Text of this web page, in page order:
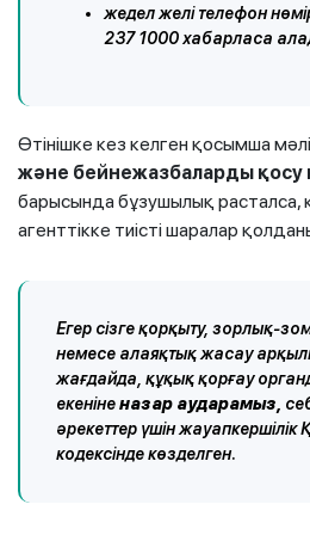
жедел желі телефон
237 1000 хабарласа
Өтінішке кез келген қосымша
және бейнежазбаларды қосу
барысында бұзушылық расталса,
агенттікке тиісті шаралар
Егер сізге қорқыту, зорлық-
немесе алаяқтық жасау
жағдайда, құқық қорғау
екеніненазар аударамыз,
әрекеттер үшін
кодексінде көзделген.